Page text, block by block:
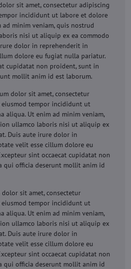
sit amet, consectetur adipiscing
incididunt ut labore et dolore
ad minim veniam, quis nostrud
nisi ut aliquip ex ea commodo
dolor in reprehenderit in
dolore eu fugiat nulla pariatur.
cupidatat non proident, sunt in
mollit anim id est laborum.
dolor sit amet, consectetur
tempor incididunt ut
aliqua. Ut enim ad minim veniam,
ullamco laboris nisi ut aliquip ex
Duis aute irure dolor in
velit esse cillum dolore eu
sint occaecat cupidatat non
qui officia deserunt mollit anim id
dolor sit amet, consectetur
tempor incididunt ut
aliqua. Ut enim ad minim veniam,
ullamco laboris nisi ut aliquip ex
Duis aute irure dolor in
velit esse cillum dolore eu
sint occaecat cupidatat non
qui officia deserunt mollit anim id